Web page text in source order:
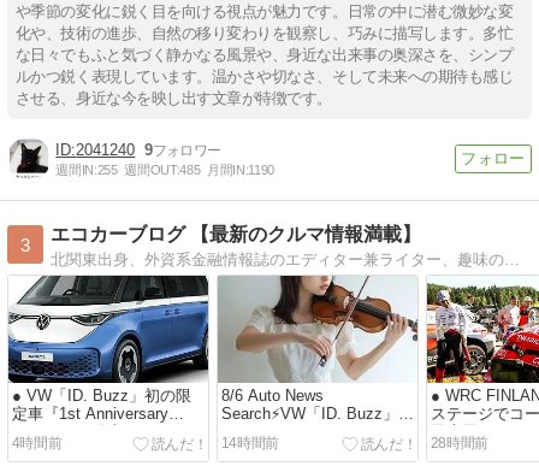
や季節の変化に鋭く目を向ける視点が魅力です。日常の中に潜む微妙な変
化や、技術の進歩、自然の移り変わりを観察し、巧みに描写します。多忙
な日々でもふと気づく静かなる風景や、身近な出来事の奥深さを、シンプ
ルかつ鋭く表現しています。温かさや切なさ、そして未来への期待も感じ
させる、身近な今を映し出す文章が特徴です。
2041240 9
週間IN:255 週間OUT:485 月間IN:1190
3
エコカーブログ 【最新のクルマ情報満載】
北関東出身、外資系金融情報誌のエディター兼ライター、趣味のレース観戦、二輪や四輪の乗り物が大好きな通称 『エディ』 (でも生粋の日本人) のブログ。最新の自動車関連ニュースやレース情報なども提供します。 #エコカーブログ『フォロー』大歓迎！
● VW「ID. Buzz」初の限
定車『1st Anniversary
Edition』を発売
4時間前
8/6 Auto News
Search⚡️VW「ID. Buzz」ド
ラえもんとコラボ
14時間前
● WRC
ステージでコ
田貴元（コメ
28時間前